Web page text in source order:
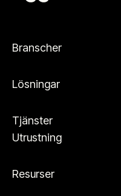
Branscher
Lösningar
Tjänster
Utrustning
Resurser